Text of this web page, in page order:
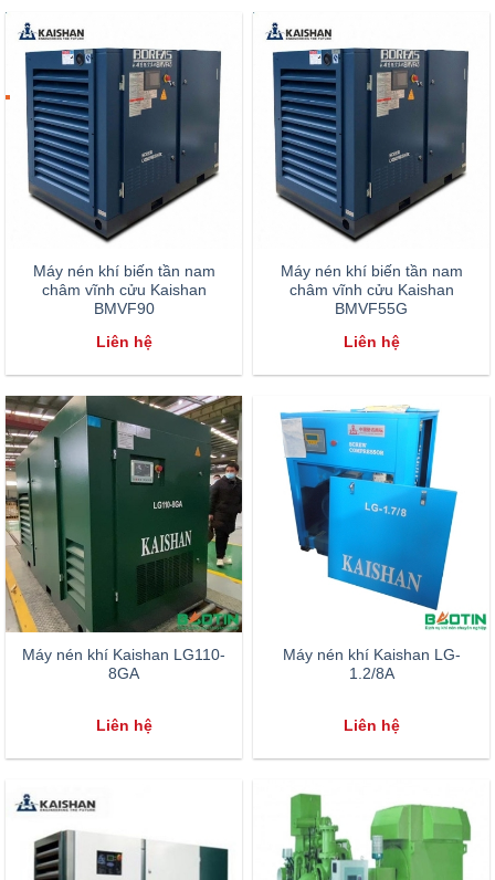
Máy nén khí biến tần nam
châm vĩnh cửu Kaishan
BMVF90
Liên hệ
Máy nén khí biến tần nam
châm vĩnh cửu Kaishan
BMVF55G
Liên hệ
Máy nén khí Kaishan LG110-
8GA
Liên hệ
Máy nén khí Kaishan LG-
1.2/8A
Liên hệ